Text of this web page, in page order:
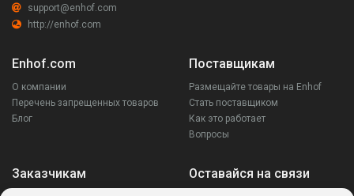
support@enhof.com
http://enhof.com
Enhof.com
О компании
Перечень запрещенных товаров
Блог
Поставщикам
Размещайте товары на Enhof
Стать поставщиком
Как это работает
Вопросы
Заказчикам Оставайся на связи